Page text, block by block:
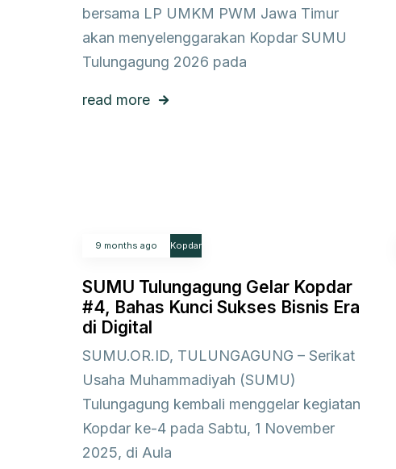
bersama LP UMKM PWM Jawa Timur
akan menyelenggarakan Kopdar SUMU
Tulungagung 2026 pada
read more
9 months ago Kopdar
SUMU Tulungagung Gelar Kopdar
#4, Bahas Kunci Sukses Bisnis Era
di Digital
SUMU.OR.ID, TULUNGAGUNG – Serikat
Usaha Muhammadiyah (SUMU)
Tulungagung kembali menggelar kegiatan
Kopdar ke-4 pada Sabtu, 1 November
2025, di Aula